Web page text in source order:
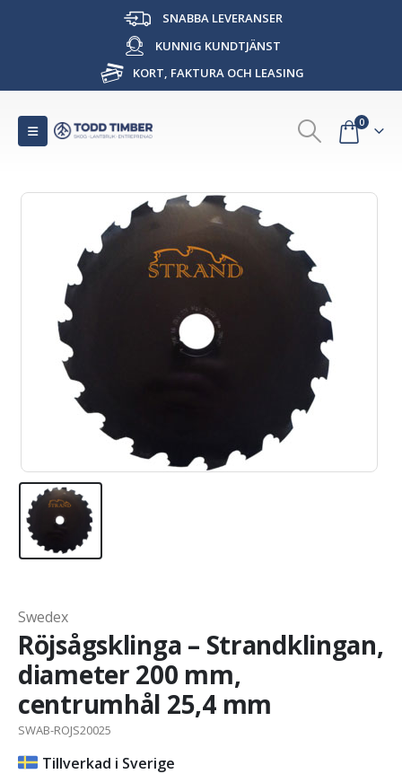
SNABBA LEVERANSER
KUNNIG KUNDTJÄNST
KORT, FAKTURA OCH LEASING
0
Swedex
Röjsågsklinga – Strandklingan,
diameter 200 mm,
centrumhål 25,4 mm
SWAB-ROJS20025
Tillverkad i Sverige